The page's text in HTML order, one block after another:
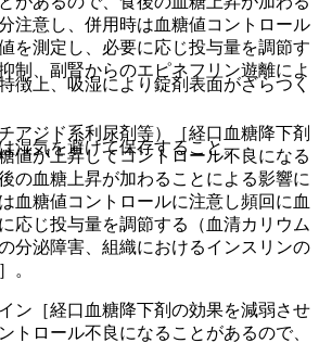
徴上、吸湿により錠剤表面がざらつく
湿気を避けて保存すること。
注意し、併用時は血糖値コントロール
を測定し、必要に応じ投与量を調節す
制、副腎からのエピネフリン遊離によ
アジド系利尿剤等）［経口血糖降下剤
値が上昇してコントロール不良になる
の血糖上昇が加わることによる影響に
血糖値コントロールに注意し頻回に血
応じ投与量を調節する（血清カリウム
分泌障害、組織におけるインスリンの
。
ン［経口血糖降下剤の効果を減弱させ
トロール不良になることがあるので、